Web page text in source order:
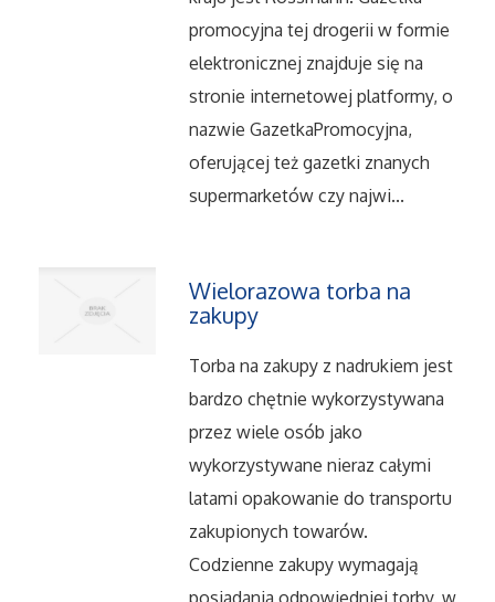
Wynajem
Usługi Motoryzacyjne
Salony, Komisy
Agencje Reklamowe
Ćwiczenia
Imprezy Integracyjne
Hobby
Zajęcia Sportowe i Rekreacyjne
promocyjna tej drogerii w formie
elektronicznej znajduje się na
stronie internetowej platformy, o
nazwie GazetkaPromocyjna,
oferującej też gazetki znanych
supermarketów czy najwi...
Wielorazowa torba na
zakupy
Torba na zakupy z nadrukiem jest
bardzo chętnie wykorzystywana
przez wiele osób jako
wykorzystywane nieraz całymi
latami opakowanie do transportu
zakupionych towarów.
Codzienne zakupy wymagają
posiadania odpowiedniej torby, w